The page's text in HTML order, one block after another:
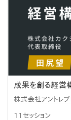
成果を創る経営
株式会社アントレプ
11セッション